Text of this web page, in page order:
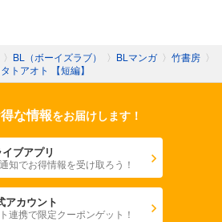
〉 BL（ボーイズラブ） 〉 BLマンガ 〉 竹書房 〉
トアオト 【短編】
な情報をお届けします！
ブアプリ
知でお得情報を受け取ろう！
アカウント
連携で限定クーポンゲット！